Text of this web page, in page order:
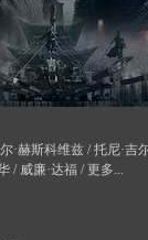
·赫斯科维兹 / 托尼·吉
/ 威廉·达福 / 更多...